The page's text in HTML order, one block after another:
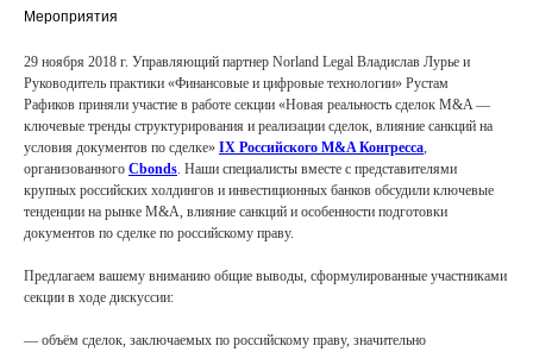
Мероприятия
29 ноября 2018 г. Управляющий партнер Norland Legal Владислав Лурье и
Руководитель практики «Финансовые и цифровые технологии» Рустам
Рафиков приняли участие в работе секции «Новая реальность сделок M&A —
ключевые тренды структурирования и реализации сделок, влияние санкций на
условия документов по сделке» IX Российского M&A Конгресса,
организованного Cbonds. Наши специалисты вместе с представителями
крупных российских холдингов и инвестиционных банков обсудили ключевые
тенденции на рынке M&A, влияние санкций и особенности подготовки
документов по сделке по российскому праву.
Предлагаем вашему вниманию общие выводы, сформулированные участниками
секции в ходе дискуссии:
— объём сделок, заключаемых по российскому праву, значительно